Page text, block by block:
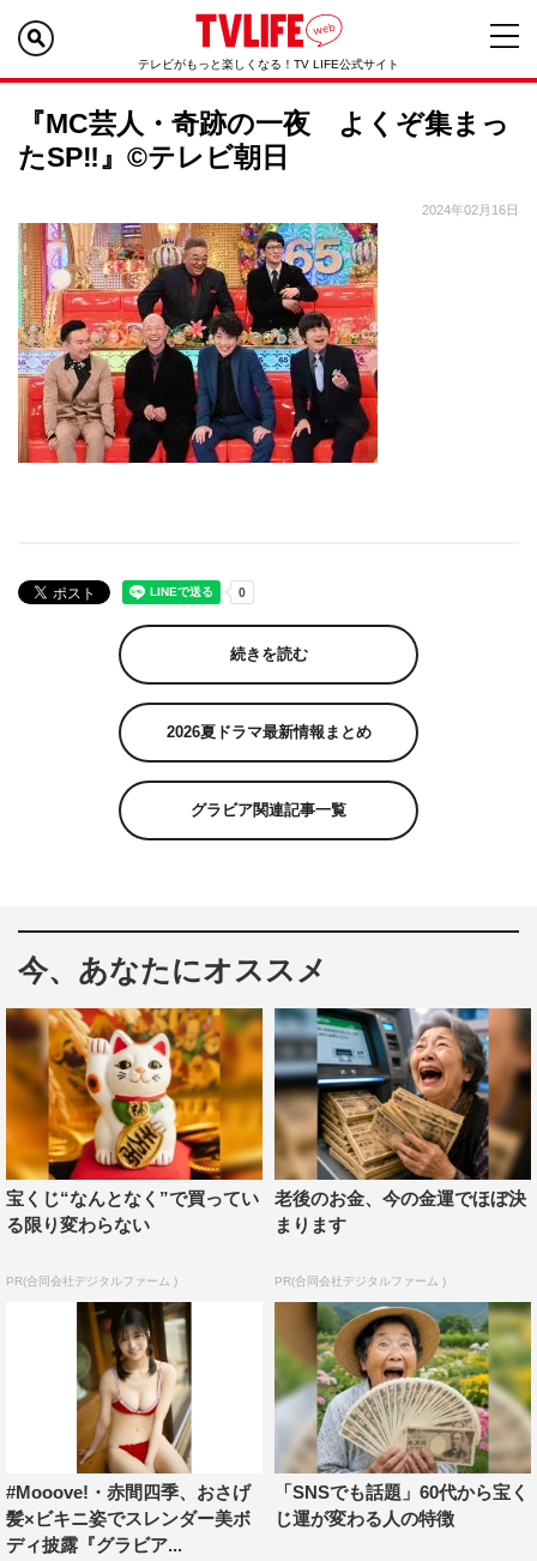
テレビがもっと楽しくなる！TV LIFE公式サイト
『MC芸人・奇跡の一夜 よくぞ集まっ
たSP‼』©テレビ朝日
2024年02月16日
続きを読む
2026夏ドラマ最新情報まとめ
グラビア関連記事一覧
今、あなたにオススメ
宝くじ“なんとなく”で買ってい
る限り変わらない
PR(合同会社デジタルファーム )
老後のお金、今の金運でほぼ決
まります
PR(合同会社デジタルファーム )
#Mooove!・赤間四季、おさげ
髪×ビキニ姿でスレンダー美ボ
ディ披露『グラビア...
「SNSでも話題」60代から宝く
じ運が変わる人の特徴